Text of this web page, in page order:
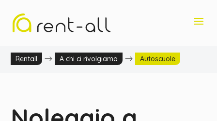
Rentall $ A chi ci rivolgiamo $ Autoscuole